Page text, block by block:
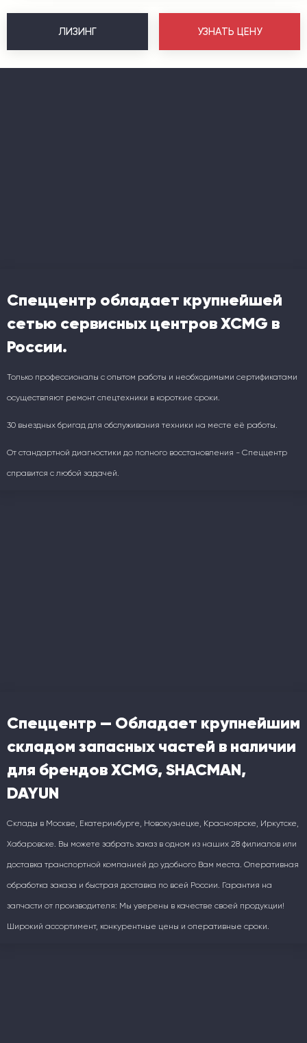
ЛИЗИНГ УЗНАТЬ ЦЕНУ
Спеццентр обладает крупнейшей
сетью сервисных центров XCMG в
России.
Только профессионалы с опытом работы и необходимыми сертификатами
осуществляют ремонт спецтехники в короткие сроки.
30 выездных бригад для обслуживания техники на месте её работы.
От стандартной диагностики до полного восстановления - Спеццентр
справится с любой задачей.
Спеццентр — Обладает крупнейшим
складом запасных частей в наличии
для брендов XCMG, SHACMAN,
DAYUN
Склады в Москве, Екатеринбурге, Новокузнецке, Красноярске, Иркутске,
Хабаровске. Вы можете забрать заказ в одном из наших 28 филиалов или
доставка транспортной компанией до удобного Вам места. Оперативная
обработка заказа и быстрая доставка по всей России. Гарантия на
запчасти от производителя: Мы уверены в качестве своей продукции!
Широкий ассортимент, конкурентные цены и оперативные сроки.